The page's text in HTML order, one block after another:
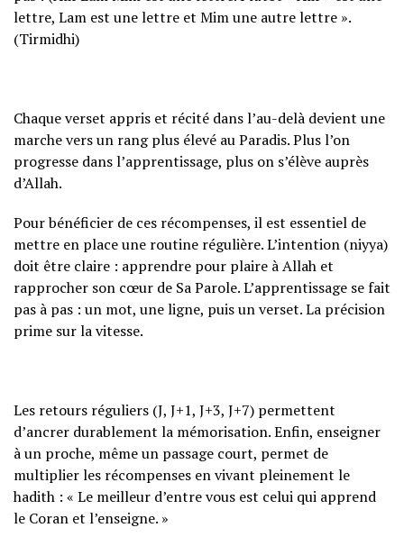
lettre, Lam est une lettre et Mim une autre lettre ».
(Tirmidhi)
Chaque verset appris et récité dans l’au-delà devient une
marche vers un rang plus élevé au Paradis. Plus l’on
progresse dans l’apprentissage, plus on s’élève auprès
d’Allah.
Pour bénéficier de ces récompenses, il est essentiel de
mettre en place une routine régulière. L’intention (niyya)
doit être claire : apprendre pour plaire à Allah et
rapprocher son cœur de Sa Parole. L’apprentissage se fait
pas à pas : un mot, une ligne, puis un verset. La précision
prime sur la vitesse.
Les retours réguliers (J, J+1, J+3, J+7) permettent
d’ancrer durablement la mémorisation. Enfin, enseigner
à un proche, même un passage court, permet de
multiplier les récompenses en vivant pleinement le
hadith : « Le meilleur d’entre vous est celui qui apprend
le Coran et l’enseigne. »